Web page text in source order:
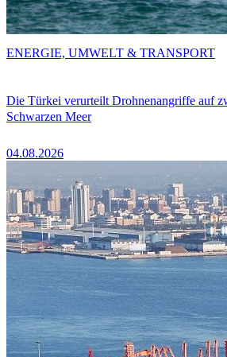
Die Türkei verurteilt Drohnenangriffe auf
Schwarzen Meer
04.08.2026
ENERGIE, UMWELT & TRANSPORT